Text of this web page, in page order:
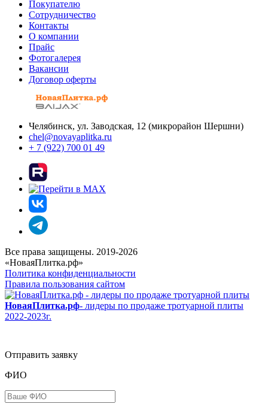
Покупателю
Сотрудничество
Контакты
О компании
Прайс
Фотогалерея
Вакансии
Договор оферты
Челябинск, ул. Заводская, 12 (микрорайон Шершни)
chel@novayaplitka.ru
+ 7 (922) 700 01 49
Все права защищены. 2019-2026
«НоваяПлитка.рф»
Политика конфиденциальности
Правила пользования сайтом
НоваяПлитка.рф- лидеры по продаже тротуарной плиты
2022-2023г.
Отправить заявку
ФИО